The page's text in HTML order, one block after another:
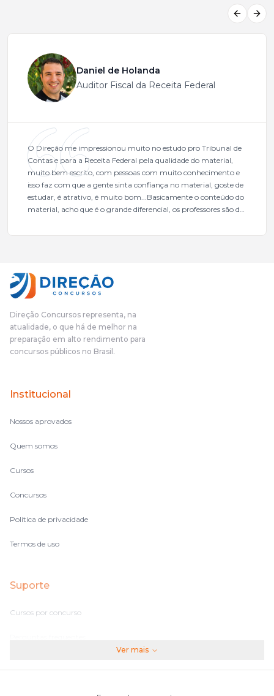
Daniel de Holanda
Auditor Fiscal da Receita Federal
O Direção me impressionou muito no estudo pro Tribunal de
Contas e para a Receita Federal pela qualidade do material,
muito bem escrito, com pessoas com muito conhecimento e
isso faz com que a gente sinta confiança no material, goste de
estudar, é atrativo, é muito bom...Basicamente o conteúdo do
material, acho que é o grande diferencial, os professores são de
mais excelentes cargos da administração pública.Eu sempre
fundamental na minha derrota no ano passado para que eu
pudesse enxergar o que eu errei e corrigir minha rota.E além
das aulas vocês(Direção Concursos), que fizeram um
o aluno, além de ter que estudar, ele tem que perder tempo
fazendo um cronograma, num pós- edital é muito
complicado, é uma avalanche de informação, então vocês
terem feito isso é muito bacana, porque quando eu me sentia
no volume de matérias.
Direção Concursos representa, na
atualidade, o que há de melhor na
preparação em alto rendimento para
concursos públicos no Brasil.
Institucional
Nossos aprovados
Quem somos
Cursos
Concursos
Política de privacidade
Termos de uso
Suporte
Cursos por concurso
Ver mais